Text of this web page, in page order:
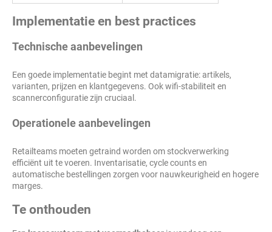
Implementatie en best practices
Technische aanbevelingen
Een goede implementatie begint met datamigratie: artikels,
varianten, prijzen en klantgegevens. Ook wifi-stabiliteit en
scannerconfiguratie zijn cruciaal.
Operationele aanbevelingen
Retailteams moeten getraind worden om stockverwerking
efficiënt uit te voeren. Inventarisatie, cycle counts en
automatische bestellingen zorgen voor nauwkeurigheid en hogere
marges.
Te onthouden